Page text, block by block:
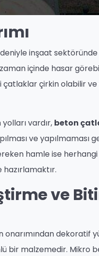
inşaat
içinde hasar
çirkin olabilir
vardır, beton
ve
hamle ise
ve
onarımından dekoratif
bir malzemedir. Mikro